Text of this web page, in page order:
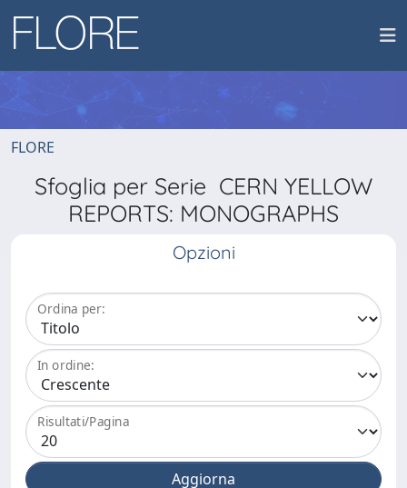
FLORE
Sfoglia per Serie CERN YELLOW
REPORTS: MONOGRAPHS
Opzioni
Ordina per:
In ordine:
Risultati/Pagina